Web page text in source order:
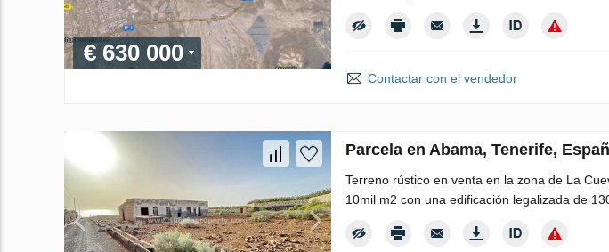
€ 630 000
Contactar con el vendedor
Parcela en Abama, Tenerife,
Terreno rústico en venta en la zona de La
10mil m2 con una edificación legalizada de